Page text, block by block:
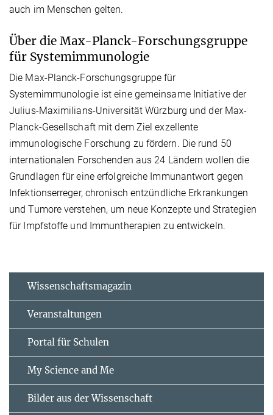
auch im Menschen gelten.
Über die Max-Planck-Forschungsgruppe
für Systemimmunologie
Die Max-Planck-Forschungsgruppe für
Systemimmunologie ist eine gemeinsame Initiative der
Julius-Maximilians-Universität Würzburg und der Max-
Planck-Gesellschaft mit dem Ziel exzellente
immunologische Forschung zu fördern. Die rund 50
internationalen Forschenden aus 24 Ländern wollen die
Grundlagen für eine erfolgreiche Immunantwort gegen
Infektionserreger, chronisch entzündliche Erkrankungen
und Tumore verstehen, um neue Konzepte und Strategien
für Impfstoffe und Immuntherapien zu entwickeln.
Wissenschaftsmagazin
Veranstaltungen
Portal für Schulen
My Science and Me
Bilder aus der Wissenschaft